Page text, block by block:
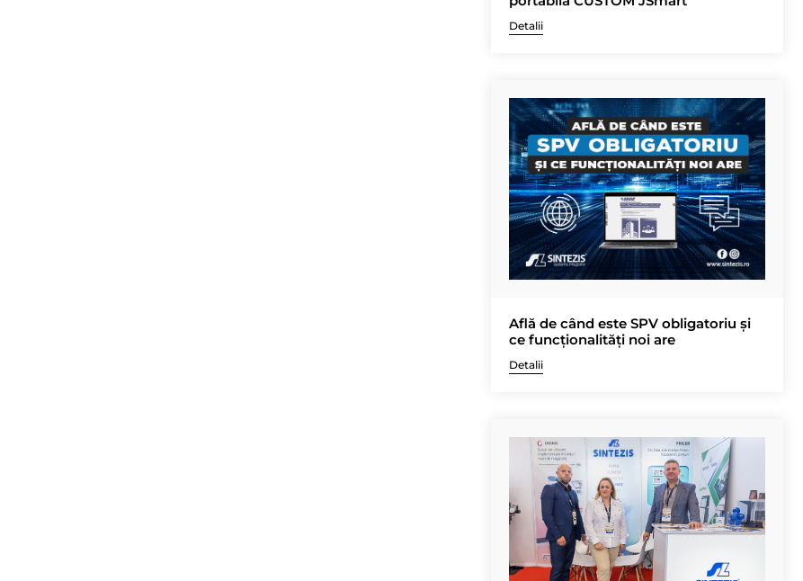
Detalii
Află de când este SPV obligatoriu și
ce funcționalități noi are
Detalii